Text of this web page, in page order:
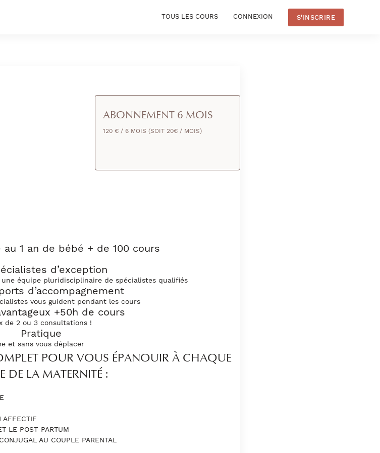
TOUS LES COURS CONNEXION S'INSCRIRE
ABONNEMENT 6 MOIS
120 € / 6 MOIS (SOIT 20€ / MOIS)
au 1 an de bébé + de 100 cours
d’exception
équipe pluridisciplinaire de spécialistes qualifiés
d’accompagnement
vous guident pendant les cours
+50h de cours
de 2 ou 3 consultations !
Pratique
et sans vous déplacer
POUR VOUS ÉPANOUIR À CHAQUE
DE LA MATERNITÉ :
AFFECTIF
LE POST-PARTUM
AU COUPLE PARENTAL